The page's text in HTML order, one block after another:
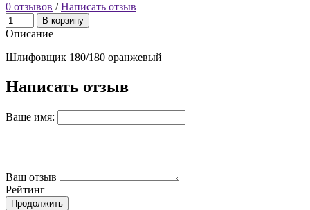
0 отзывов /Написать отзыв
В корзину
Описание
Шлифовщик 180/180 оранжевый
Написать отзыв
Ваше имя:
Ваш отзыв
Рейтинг
Продолжить